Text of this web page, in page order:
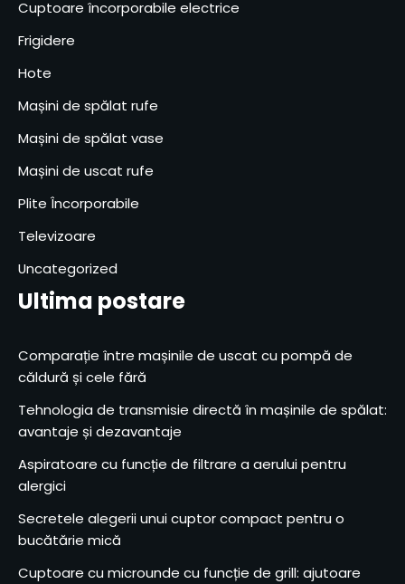
Cuptoare încorporabile electrice
Frigidere
Hote
Mașini de spălat rufe
Mașini de spălat vase
Mașini de uscat rufe
Plite Încorporabile
Televizoare
Uncategorized
Ultima postare
Comparație între mașinile de uscat cu pompă de
căldură și cele fără
Tehnologia de transmisie directă în mașinile de spălat:
avantaje și dezavantaje
Aspiratoare cu funcție de filtrare a aerului pentru
alergici
Secretele alegerii unui cuptor compact pentru o
bucătărie mică
Cuptoare cu microunde cu funcție de grill: ajutoare